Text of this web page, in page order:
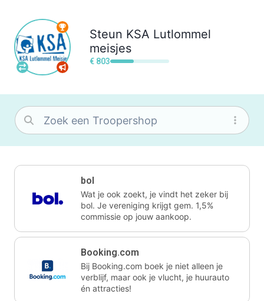
Steun KSA Lutlommel
meisjes
€ 803
bol
Wat je ook zoekt, je vindt het zeker bij
bol. Je vereniging krijgt gem. 1,5%
commissie op jouw aankoop.
Booking.com
Bij Booking.com boek je niet alleen je
verblijf, maar ook je vlucht, je huurauto
én attracties!